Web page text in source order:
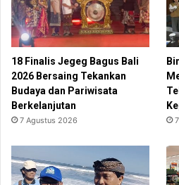
18 Finalis Jegeg Bagus Bali
2026 Bersaing Tekankan
Budaya dan Pariwisata
Berkelanjutan
7 Agustus 2026